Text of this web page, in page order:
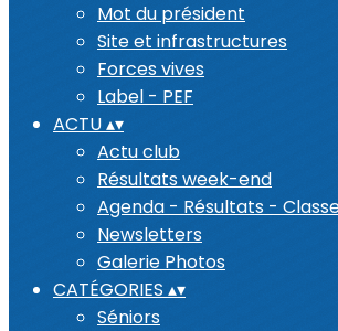
Mot du président
Site et infrastructures
Forces vives
Label - PEF
ACTU▴▾
Actu club
Résultats week-end
Agenda - Résultats -
Newsletters
Galerie Photos
CATÉGORIES ▴▾
Séniors